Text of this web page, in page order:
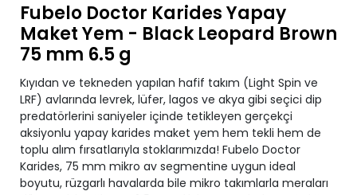
Fubelo Doctor Karides Yapay
Maket Yem - Black Leopard Brown
75 mm 6.5 g
Kıyıdan ve tekneden yapılan hafif takım (Light Spin ve
LRF) avlarında levrek, lüfer, lagos ve akya gibi seçici dip
predatörlerini saniyeler içinde tetikleyen gerçekçi
aksiyonlu yapay karides maket yem hem tekli hem de
toplu alım fırsatlarıyla stoklarımızda! Fubelo Doctor
Karides, 75 mm mikro av segmentine uygun ideal
boyutu, rüzgarlı havalarda bile mikro takımlarla meraları